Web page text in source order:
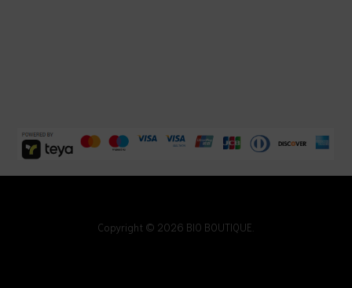
Copyright © 2026 BIO BOUTIQUE.